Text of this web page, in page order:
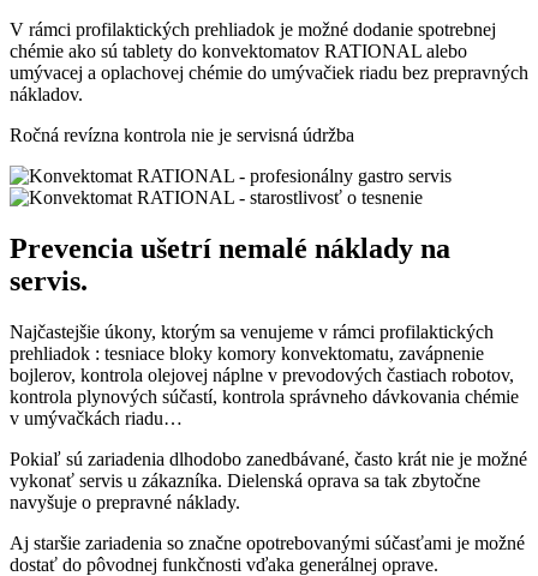
V rámci profilaktických prehliadok je možné dodanie spotrebnej
chémie ako sú tablety do konvektomatov RATIONAL alebo
umývacej a oplachovej chémie do umývačiek riadu bez prepravných
nákladov.
Ročná revízna kontrola nie je servisná údržba
Prevencia ušetrí nemalé náklady na
servis.
Najčastejšie úkony, ktorým sa venujeme v rámci profilaktických
prehliadok : tesniace bloky komory konvektomatu, zavápnenie
bojlerov, kontrola olejovej náplne v prevodových častiach robotov,
kontrola plynových súčastí, kontrola správneho dávkovania chémie
v umývačkách riadu…
Pokiaľ sú zariadenia dlhodobo zanedbávané, často krát nie je možné
vykonať servis u zákazníka. Dielenská oprava sa tak zbytočne
navyšuje o prepravné náklady.
Aj staršie zariadenia so značne opotrebovanými súčasťami je možné
dostať do pôvodnej funkčnosti vďaka generálnej oprave.